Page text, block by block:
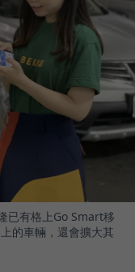
已有格上Go Smart移
的車輛，還會擴大其